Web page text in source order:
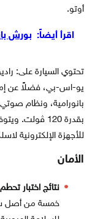
أوتو.
اقرأ أيضاً: بورش
يو-اس-بي، فضلاً عن
بقدرة 120
للأجهزة الإلكترونية
الأمان
نتائج اختبار تحطم
خمسة من أصل ست